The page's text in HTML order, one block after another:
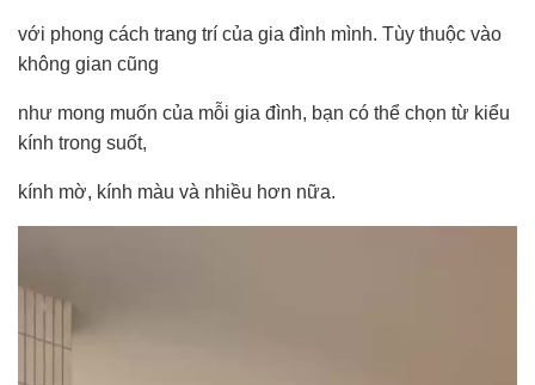
với phong cách trang trí của gia đình mình. Tùy thuộc vào
không gian cũng
như mong muốn của mỗi gia đình, bạn có thể chọn từ kiểu
kính trong suốt,
kính mờ, kính màu và nhiều hơn nữa.
Video